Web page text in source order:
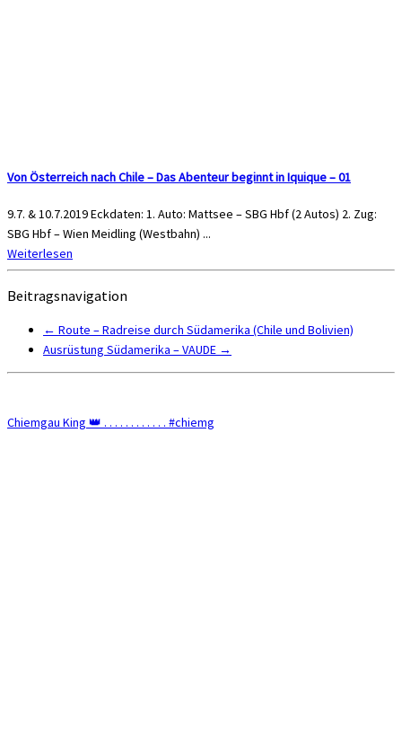
Von Österreich nach Chile – Das Abenteur beginnt in Iquique – 01
9.7. & 10.7.2019 Eckdaten: 1. Auto: Mattsee – SBG Hbf (2 Autos) 2. Zug:
SBG Hbf – Wien Meidling (Westbahn) ...
Weiterlesen
Beitragsnavigation
← Route – Radreise durch Südamerika (Chile und Bolivien)
Ausrüstung Südamerika – VAUDE →
Chiemgau King 👑 . . . . . . . . . . . . #chiemg